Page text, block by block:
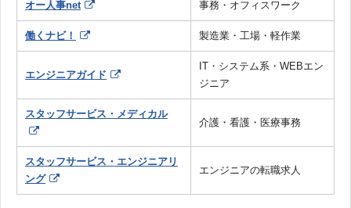
オー人事net 事務・オフィスワーク
働くナビ！ 製造業・工場・軽作業
エンジニアガイド
IT・システム系・WEBエン
ジニア
スタッフサービス・メディカル
介護・看護・医療事務
スタッフサービス・エンジニアリ
ング
エンジニアの転職求人